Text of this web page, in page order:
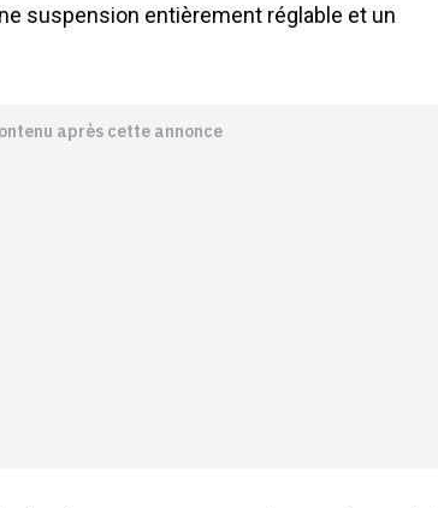
suspension entièrement réglable et un
après cette annonce